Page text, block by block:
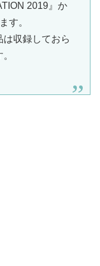
2019』か
す。
は収録しておら